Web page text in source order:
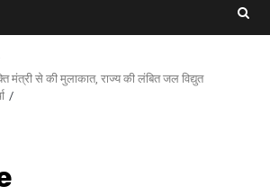
मंत्री से की मुलाकात, राज्य की लंबित जल विद्युत